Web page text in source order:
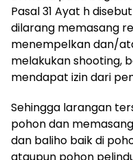
Pasal 31 Ayat h
dilarang memasang
menempelkan dan/
melakukan shooting,
mendapat izin dari
Sehingga larangan
pohon dan
dan baliho baik di
ataupun pohon